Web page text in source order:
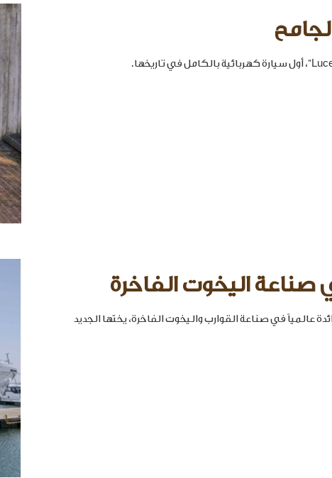
صناعة اليخوت الفاخرة
عالمياً في صناعة القوارب واليخوت الفاخرة، يختها الجديد